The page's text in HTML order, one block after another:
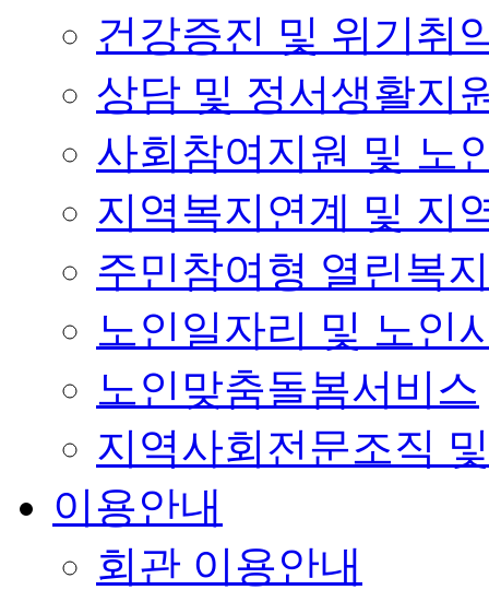
건강증진 및 위기취
상담 및 정서생활지
사회참여지원 및 노
지역복지연계 및 지
주민참여형 열린복
노인일자리 및 노인
노인맞춤돌봄서비스
지역사회전문조직
이용안내
회관 이용안내